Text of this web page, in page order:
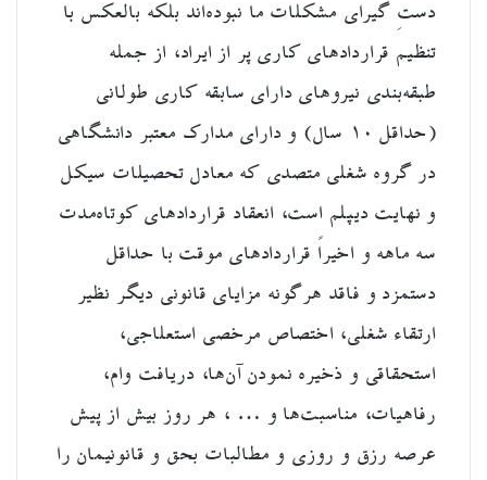
دستِ گیرای مشکلات ما نبوده‌اند بلکه بالعکس با
تنظیم قراردادهای کاری پر از ایراد، از جمله
طبقه‌بندی نیروهای دارای سابقه کاری طولانی
(حداقل ۱۰ سال) و دارای مدارک معتبر دانشگاهی
در گروه شغلی متصدی که معادل تحصیلات سیکل
و نهایت دیپلم است، انعقاد قراردادهای کوتاه‌مدت
سه ماهه و اخیراً قراردادهای موقت با حداقل
دستمزد و فاقد هرگونه مزایای قانونی دیگر نظیر
ارتقاء شغلی، اختصاص مرخصی استعلاجی،
استحقاقی و ذخیره نمودن آن‌ها، دریافت وام،
رفاهیات، مناسبت‌ها و … ، هر روز بیش از پیش
عرصه رزق و روزی و مطالبات بحق و قانونیمان را